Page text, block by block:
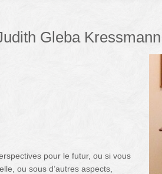
Gleba Kressmann
pour le futur, ou si vous
ou sous d’autres aspects,